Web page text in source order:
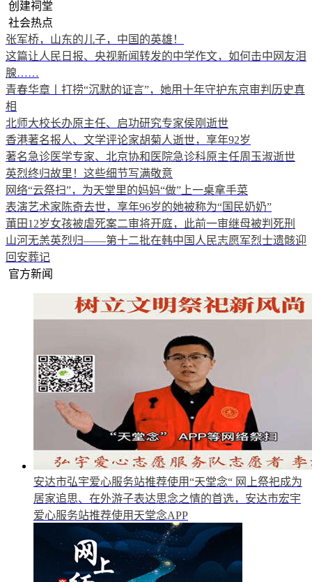
创建祠堂
社会热点
张军桥，山东的儿子，中国的英雄！
这篇让人民日报、央视新闻转发的中学作文，如何击中网友泪
腺……
青春华章丨打捞“沉默的证言”，她用十年守护东京审判历史真
相
北师大校长办原主任、启功研究专家侯刚逝世
香港著名报人、文学评论家胡菊人逝世，享年92岁
著名急诊医学专家、北京协和医院急诊科原主任周玉淑逝世
英烈终归故里！这些细节写满敬意
网络“云祭扫”，为天堂里的妈妈“做”上一桌拿手菜
表演艺术家陈奇去世，享年96岁的她被称为“国民奶奶”
莆田12岁女孩被虐死案二审将开庭，此前一审继母被判死刑
山河无恙英烈归——第十二批在韩中国人民志愿军烈士遗骸迎
回安葬记
官方新闻
安达市弘宇爱心服务站推荐使用“天堂念“ 网上祭祀成为
居家追思、在外游子表达思念之情的首选，安达市宏宇
爱心服务站推荐使用天堂念APP